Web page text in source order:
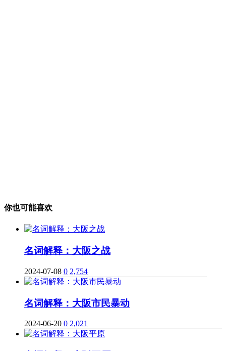
你也可能喜欢
名词解释：大阪之战
2024-07-08 0 2,754
名词解释：大阪市民暴动
2024-06-20 0 2,021